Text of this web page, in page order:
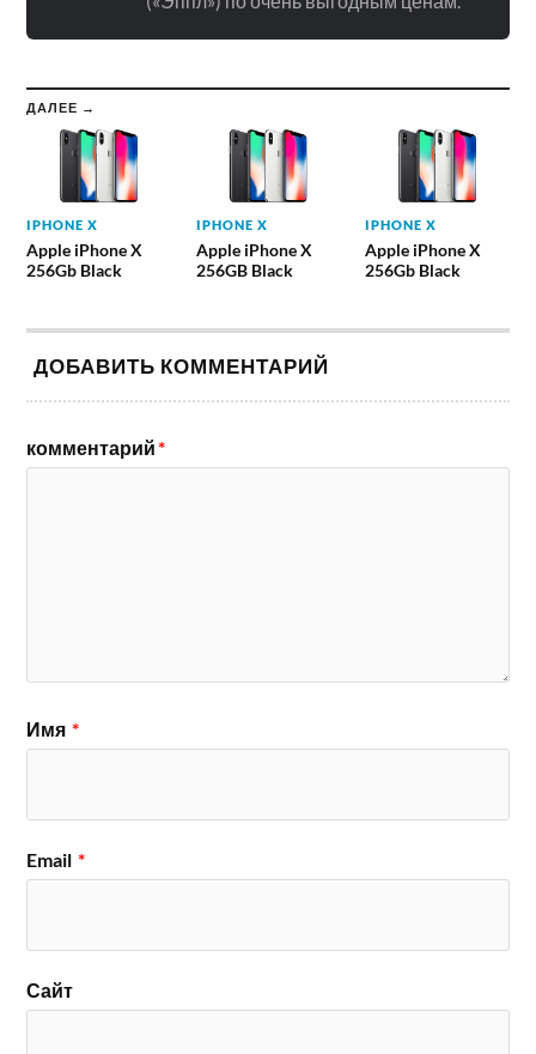
ДАЛЕЕ →
IPHONE X
Apple iPhone X
256Gb Black
IPHONE X
Apple iPhone X
256GB Black
IPHONE X
Apple iPhone X
256Gb Black
ДОБАВИТЬ КОММЕНТАРИЙ
комментарий*
Имя *
Email *
Сайт